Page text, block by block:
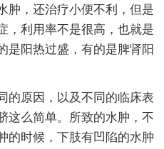
肿，还治疗小便不利，但是
，利用率不是很高，也就是
是阳热过盛，有的是脾肾阳
的原因，以及不同的临床表
这么简单。所致的水肿，不
的时候，下肢有凹陷的水肿